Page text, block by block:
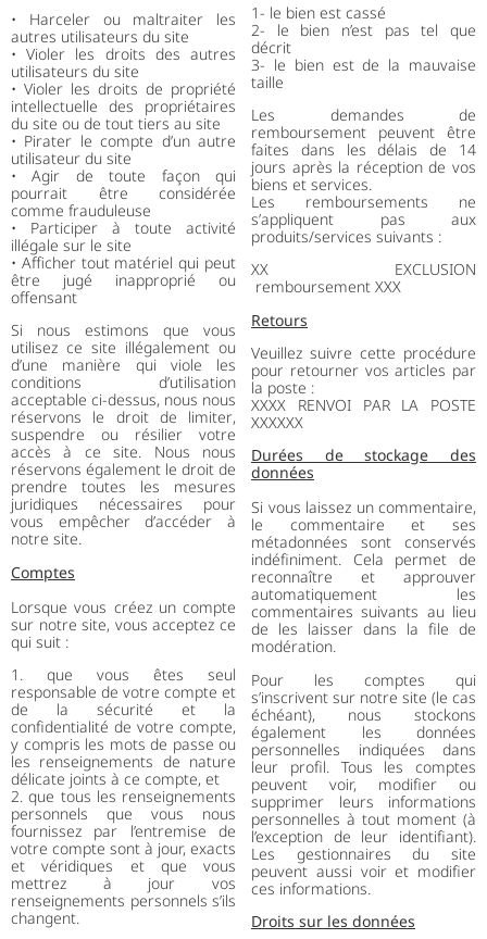
• Harceler ou maltraiter les
autres utilisateurs du site
• Violer les droits des autres
utilisateurs du site
• Violer les droits de propriété
intellectuelle des propriétaires
du site ou de tout tiers au site
• Pirater le compte d’un autre
utilisateur du site
• Agir de toute façon qui
pourrait être considérée
comme frauduleuse
• Participer à toute activité
illégale sur le site
• Afficher tout matériel qui peut
être jugé inapproprié ou
offensant
Si nous estimons que vous
utilisez ce site illégalement ou
d’une manière qui viole les
conditions d’utilisation
acceptable ci-dessus, nous nous
réservons le droit de limiter,
suspendre ou résilier votre
accès à ce site. Nous nous
réservons également le droit de
prendre toutes les mesures
juridiques nécessaires pour
vous empêcher d’accéder à
notre site.
Comptes
Lorsque vous créez un compte
sur notre site, vous acceptez ce
qui suit :
1. que vous êtes seul
responsable de votre compte et
de la sécurité et la
confidentialité de votre compte,
y compris les mots de passe ou
les renseignements de nature
délicate joints à ce compte, et
2. que tous les renseignements
personnels que vous nous
fournissez par l’entremise de
votre compte sont à jour, exacts
et véridiques et que vous
mettrez à jour vos
renseignements personnels s’ils
changent.
1- le bien est cassé
2- le bien n’est pas tel que
décrit
3- le bien est de la mauvaise
taille
Les demandes de
remboursement peuvent être
faites dans les délais de 14
jours après la réception de vos
biens et services.
Les remboursements ne
s’appliquent pas aux
produits/services suivants :
XX EXCLUSION
remboursement XXX
Retours
Veuillez suivre cette procédure
pour retourner vos articles par
la poste :
XXXX RENVOI PAR LA POSTE
XXXXXX
Durées de stockage des
données
Si vous laissez un commentaire,
le commentaire et ses
métadonnées sont conservés
indéfiniment. Cela permet de
reconnaître et approuver
automatiquement les
commentaires suivants au lieu
de les laisser dans la file de
modération.
Pour les comptes qui
s’inscrivent sur notre site (le cas
échéant), nous stockons
également les données
personnelles indiquées dans
leur profil. Tous les comptes
peuvent voir, modifier ou
supprimer leurs informations
personnelles à tout moment (à
l’exception de leur identifiant).
Les gestionnaires du site
peuvent aussi voir et modifier
ces informations.
Droits sur les données